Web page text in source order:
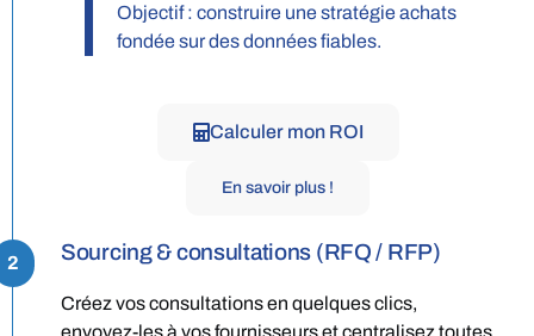
Objectif : construire une stratégie achats
fondée sur des données fiables.
Calculer mon ROI
En savoir plus !
Sourcing & consultations (RFQ / RFP)
2
Créez vos consultations en quelques clics,
envoyez-les à vos fournisseurs et centralisez toutes